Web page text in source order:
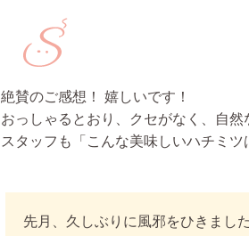
絶賛のご感想！ 嬉しいです！
おっしゃるとおり、クセがなく、自然
スタッフも「こんな美味しいハチミ
先月、久しぶりに 風邪をひき まし